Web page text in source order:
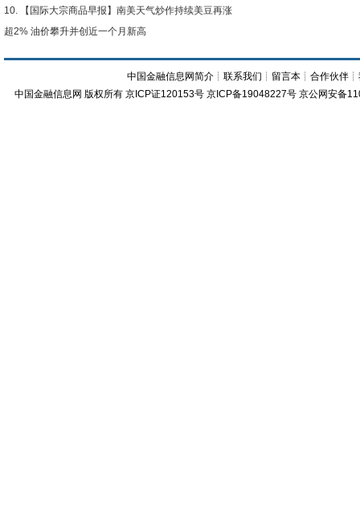
【国际大宗商品早报】南美天气炒作持续美豆再涨
超2% 油价攀升并创近一个月新高
中国金融信息网简介 ┊联系我们 ┊ 留言本 ┊合作伙伴 ┊
中国金融信息网 版权所有 京ICP证120153号 京ICP备19048227号 京公网安备